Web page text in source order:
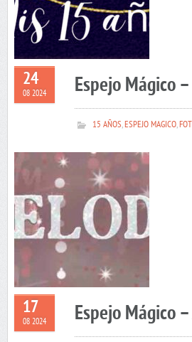
24
08 2024 Espejo Mágico
15 AÑOS,ESPEJO MAGICO,
17
08 2024 Espejo Mágico